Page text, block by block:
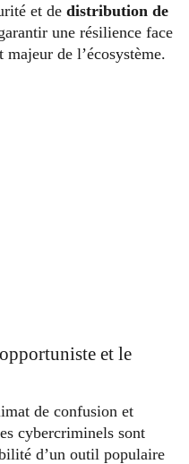
et de distribution de
une résilience face
de l’écosystème.
et le
de confusion et
cybercriminels sont
d’un outil populaire